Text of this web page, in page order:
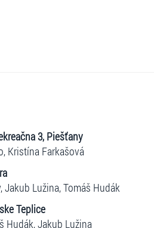
3, Piešťany
Kristína Farkašová
Lužina, Tomáš Hudák
Teplice
Hudák, Jakub Lužina